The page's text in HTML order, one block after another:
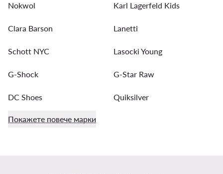
Nokwol Karl Lagerfeld Kids
Clara Barson Lanetti
Schott NYC Lasocki Young
G-Shock G-Star Raw
DC Shoes Quiksilver
Покажете повече марки